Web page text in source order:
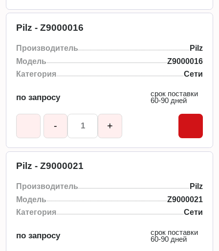
Pilz - Z9000016
Производитель
Pilz
Модель
Z9000016
Категория
Сети
по запросу
срок поставки
60-90 дней
- +
Pilz - Z9000021
Производитель
Pilz
Модель
Z9000021
Категория
Сети
по запросу
срок поставки
60-90 дней